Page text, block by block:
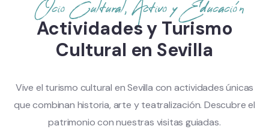
Ocio Cultural, Activo y Educación
Actividades y Turismo
Cultural en Sevilla
Vive el turismo cultural en Sevilla con actividades únicas
que combinan historia, arte y teatralización. Descubre el
patrimonio con nuestras visitas guiadas.